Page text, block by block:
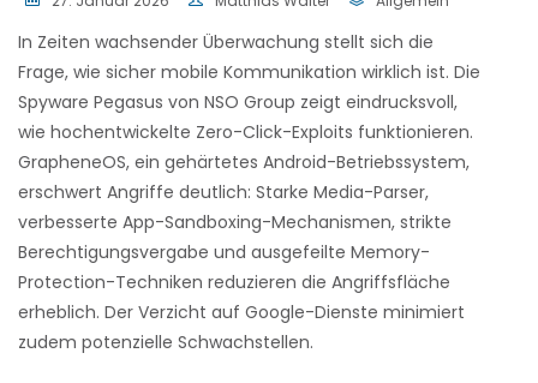
In Zeiten wachsender Überwachung stellt sich die
Frage, wie sicher mobile Kommunikation wirklich ist. Die
Spyware Pegasus von NSO Group zeigt eindrucksvoll,
wie hochentwickelte Zero-Click-Exploits funktionieren.
GrapheneOS, ein gehärtetes Android-Betriebssystem,
erschwert Angriffe deutlich: Starke Media-Parser,
verbesserte App-Sandboxing-Mechanismen, strikte
Berechtigungsvergabe und ausgefeilte Memory-
Protection-Techniken reduzieren die Angriffsfläche
erheblich. Der Verzicht auf Google-Dienste minimiert
zudem potenzielle Schwachstellen.